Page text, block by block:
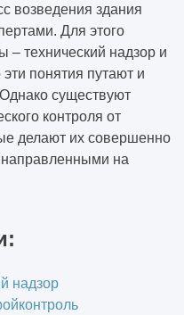
возведения здания
Для этого
– технический надзор и
понятия путают и
существуют
контроля от
делают их совершенно
на
надзор